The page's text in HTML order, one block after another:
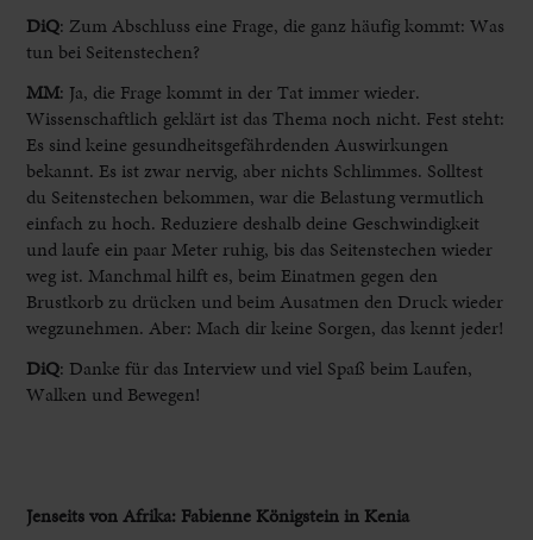
DiQ: Zum Abschluss eine Frage, die ganz häufig kommt: Was
tun bei Seitenstechen?
MM: Ja, die Frage kommt in der Tat immer wieder.
Wissenschaftlich geklärt ist das Thema noch nicht. Fest steht:
Es sind keine gesundheitsgefährdenden Auswirkungen
bekannt. Es ist zwar nervig, aber nichts Schlimmes. Solltest
du Seitenstechen bekommen, war die Belastung vermutlich
einfach zu hoch. Reduziere deshalb deine Geschwindigkeit
und laufe ein paar Meter ruhig, bis das Seitenstechen wieder
weg ist. Manchmal hilft es, beim Einatmen gegen den
Brustkorb zu drücken und beim Ausatmen den Druck wieder
wegzunehmen. Aber: Mach dir keine Sorgen, das kennt jeder!
DiQ: Danke für das Interview und viel Spaß beim Laufen,
Walken und Bewegen!
Jenseits von Afrika: Fabienne Königstein in Kenia